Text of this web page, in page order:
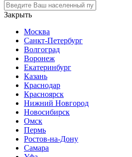
Закрыть
Москва
Санкт-Петербург
Волгоград
Воронеж
Екатеринбург
Казань
Краснодар
Красноярск
Нижний Новгород
Новосибирск
Омск
Пермь
Ростов-на-Дону
Самара